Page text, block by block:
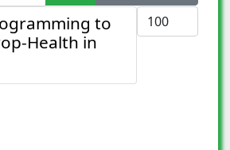
Anzeige #
to
Health in